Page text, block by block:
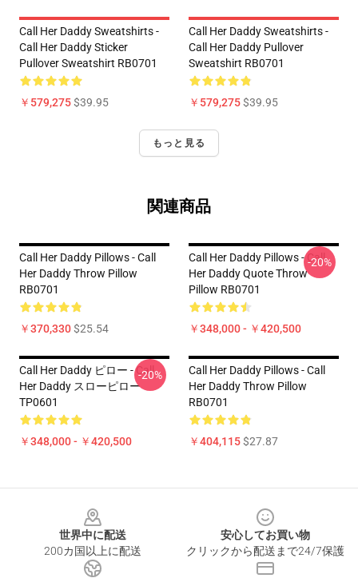
Call Her Daddy Sweatshirts -
Call Her Daddy Sticker
Pullover Sweatshirt RB0701
￥579,275$39.95
Call Her Daddy Sweatshirts -
Call Her Daddy Pullover
Sweatshirt RB0701
￥579,275$39.95
もっと見る
関連商品
Call Her Daddy Pillows - Call
Her Daddy Throw Pillow
RB0701
￥370,330$25.54
Call Her Daddy Pillows - Call
Her Daddy Quote Throw
Pillow RB0701
￥348,000 - ￥420,500
-20%
Call Her Daddy ピロー - Call
Her Daddy スローピロー
TP0601
￥348,000 - ￥420,500
-20%
Call Her Daddy Pillows - Call
Her Daddy Throw Pillow
RB0701
￥404,115$27.87
世界中に配送
200カ国以上に配送
安心してお買い物
クリックから配送まで24/7保護